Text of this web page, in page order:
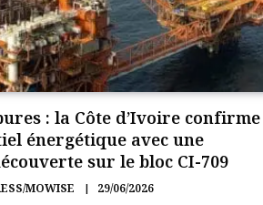
: la Côte d’Ivoire confirme
énergétique avec une
sur le bloc CI-709
MOWISE 29/06/2026